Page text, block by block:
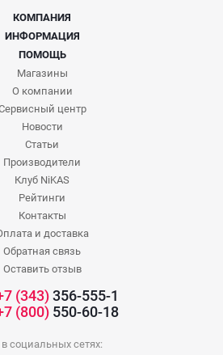
КОМПАНИЯ
ИНФОРМАЦИЯ
ПОМОЩЬ
Магазины
О компании
центр
Новости
Статьи
Производители
Клуб NiKAS
Рейтинги
Контакты
и доставка
Обратная связь
Оставить отзыв
(343)356-555-1
(800)550-60-18
социальных сетях: